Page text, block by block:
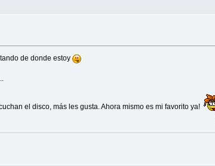
de donde estoy
el disco, más les gusta. Ahora mismo es mi favorito ya!